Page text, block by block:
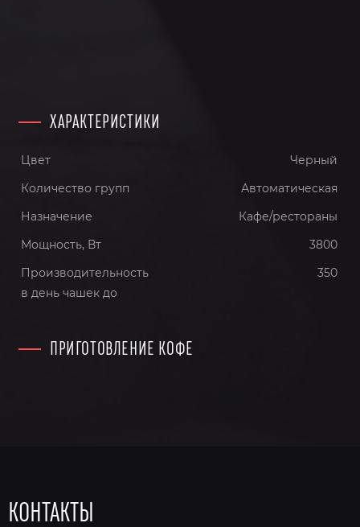
ХАРАКТЕРИСТИКИ
Цвет
Черный
Количество групп
Автоматическая
Назначение
Кафе/рестораны
Мощность, Вт
3800
Производительность
в день чашек до
350
ПРИГОТОВЛЕНИЕ КОФЕ
КОНТАКТЫ